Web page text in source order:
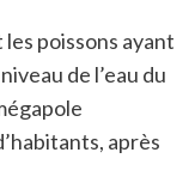
poissons ayant
de l’eau du
après